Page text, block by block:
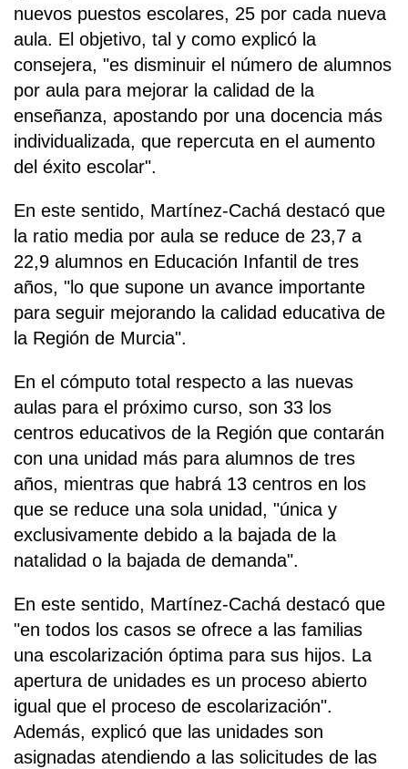
nuevos puestos escolares, 25 por cada nueva
aula. El objetivo, tal y como explicó la
consejera, "es disminuir el número de alumnos
por aula para mejorar la calidad de la
enseñanza, apostando por una docencia más
individualizada, que repercuta en el aumento
del éxito escolar".
En este sentido, Martínez-Cachá destacó que
la ratio media por aula se reduce de 23,7 a
22,9 alumnos en Educación Infantil de tres
años, "lo que supone un avance importante
para seguir mejorando la calidad educativa de
la Región de Murcia".
En el cómputo total respecto a las nuevas
aulas para el próximo curso, son 33 los
centros educativos de la Región que contarán
con una unidad más para alumnos de tres
años, mientras que habrá 13 centros en los
que se reduce una sola unidad, "única y
exclusivamente debido a la bajada de la
natalidad o la bajada de demanda".
En este sentido, Martínez-Cachá destacó que
"en todos los casos se ofrece a las familias
una escolarización óptima para sus hijos. La
apertura de unidades es un proceso abierto
igual que el proceso de escolarización".
Además, explicó que las unidades son
asignadas atendiendo a las solicitudes de las